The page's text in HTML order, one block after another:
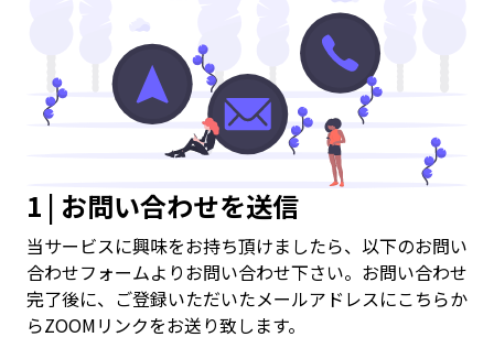
1 | お問い合わせを送信
当サービスに興味をお持ち頂けましたら、以下のお問い
合わせフォームよりお問い合わせ下さい。お問い合わせ
完了後に、ご登録いただいたメールアドレスにこちらか
らZOOMリンクをお送り致します。